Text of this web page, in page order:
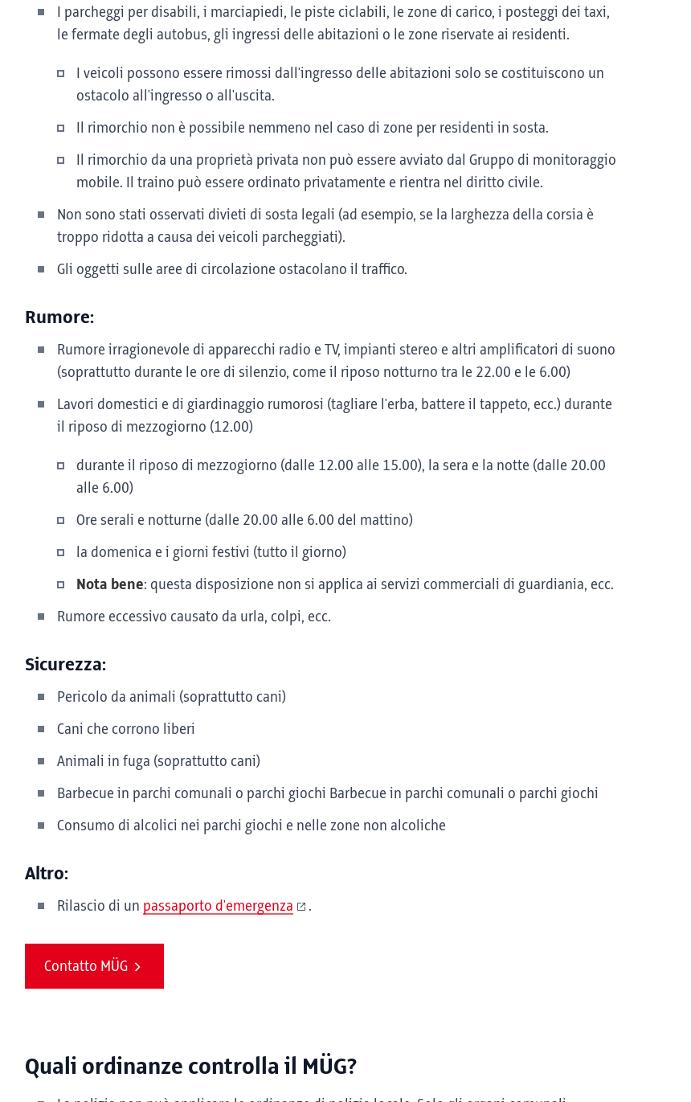
I parcheggi per disabili, i marciapiedi, le piste ciclabili, le zone di carico, i posteggi dei taxi,
le fermate degli autobus, gli ingressi delle abitazioni o le zone riservate ai residenti.
I veicoli possono essere rimossi dall'ingresso delle abitazioni solo se costituiscono un
ostacolo all'ingresso o all'uscita.
Il rimorchio non è possibile nemmeno nel caso di zone per residenti in sosta.
Il rimorchio da una proprietà privata non può essere avviato dal Gruppo di monitoraggio
mobile. Il traino può essere ordinato privatamente e rientra nel diritto civile.
Non sono stati osservati divieti di sosta legali (ad esempio, se la larghezza della corsia è
troppo ridotta a causa dei veicoli parcheggiati).
Gli oggetti sulle aree di circolazione ostacolano il traffico.
Rumore:
Rumore irragionevole di apparecchi radio e TV, impianti stereo e altri amplificatori di suono
(soprattutto durante le ore di silenzio, come il riposo notturno tra le 22.00 e le 6.00)
Lavori domestici e di giardinaggio rumorosi (tagliare l'erba, battere il tappeto, ecc.) durante
il riposo di mezzogiorno (12.00)
durante il riposo di mezzogiorno (dalle 12.00 alle 15.00), la sera e la notte (dalle 20.00
alle 6.00)
Ore serali e notturne (dalle 20.00 alle 6.00 del mattino)
la domenica e i giorni festivi (tutto il giorno)
Nota bene: questa disposizione non si applica ai servizi commerciali di guardiania, ecc.
Rumore eccessivo causato da urla, colpi, ecc.
Sicurezza:
Pericolo da animali (soprattutto cani)
Cani che corrono liberi
Animali in fuga (soprattutto cani)
Barbecue in parchi comunali o parchi giochi Barbecue in parchi comunali o parchi giochi
Consumo di alcolici nei parchi giochi e nelle zone non alcoliche
Altro:
Rilascio di un passaporto d'emergenza .
Contatto MÜG
Quali ordinanze controlla il MÜG?